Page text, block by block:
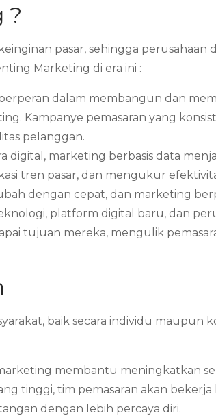
?
pasar, sehingga perusahaan
Marketing di era ini :
dalam membangun dan
Kampanye pemasaran yang
pelanggan.
digital, marketing berbasis data
tren pasar, dan mengukur
dengan cepat, dan marketing
platform digital baru, dan
tujuan mereka, mengulik
baik secara individu maupun
membantu meningkatkan
tinggi, tim pemasaran akan
dengan lebih percaya diri.